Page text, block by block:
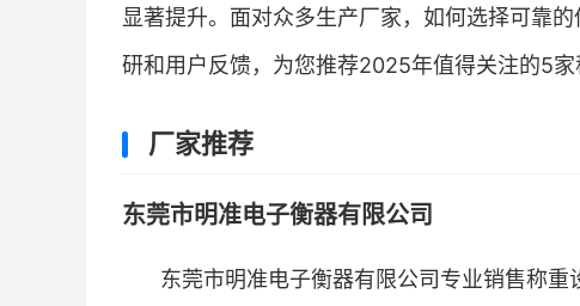
显著提升。面对众多生产厂家，如何选择可靠
研和用户反馈，为您推荐2025年值得关注的5
厂家推荐
东莞市明准电子衡器有限公司
东莞市明准电子衡器有限公司专业销售称